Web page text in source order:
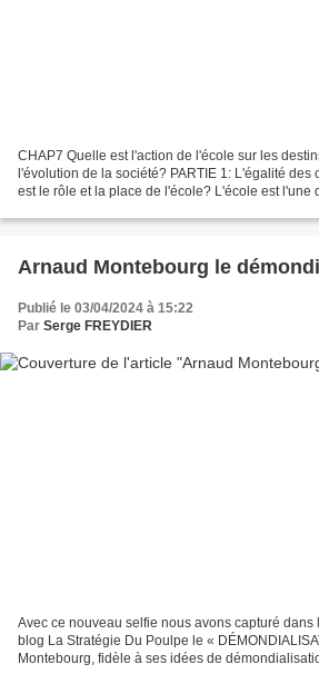
CHAP7 Quelle est l'action de l'école sur les
l'évolution de la société? PARTIE 1: L'égalité des
est le rôle et la place de l'école? L'école est l'une
Arnaud Montebourg le
Publié le 03/04/2024 à 15:22
Par Serge FREYDIER
Avec ce nouveau selfie nous avons capturé dans
blog La Stratégie Du Poulpe le «
Montebourg, fidèle à ses idées de